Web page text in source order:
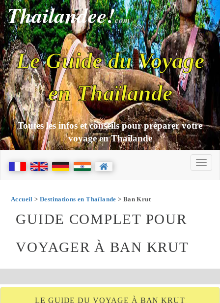
Thailandee!com
Le Guide du Voyage
en Thaïlande
Toutes les infos et conseils pour préparer votre
voyage en Thaïlande
Accueil > Destinations en Thaïlande > Ban Krut
GUIDE COMPLET POUR
VOYAGER À BAN KRUT
LE GUIDE DU VOYAGE À BAN KRUT